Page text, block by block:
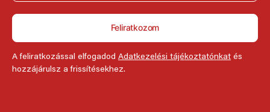
Feliratkozom
A feliratkozással elfogadod Adatkezelési tájékoztatónkat és
hozzájárulsz a frissítésekhez.